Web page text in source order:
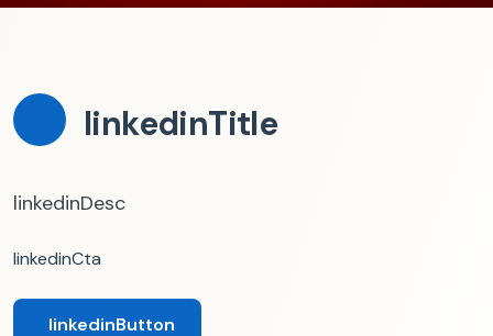
linkedinTitle
linkedinDesc
linkedinCta
linkedinButton